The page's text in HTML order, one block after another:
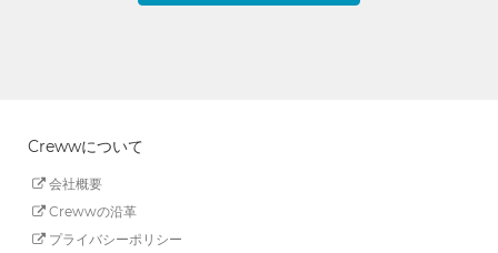
Crewwについて
会社概要
Crewwの沿革
プライバシーポリシー